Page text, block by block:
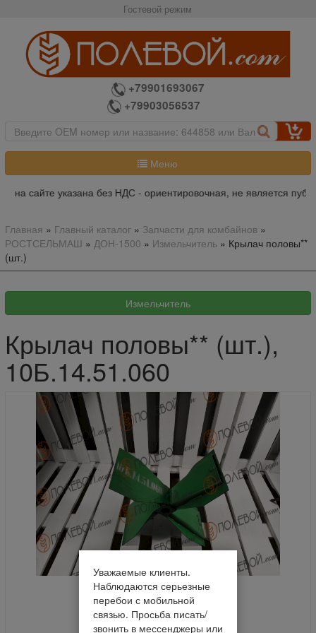
Гостевой режим
+79901693067
+79903056537
Меню
на сайте указана без НДС - ориентировочная, не является
Главная » Главный каталог» Запчасти для комбайнов»
РОСТСЕЛЬМАШ » ДОН-1500 » Измельчитель» Крылач половы**
(шт.)
Крылач половы** (шт.),
10Б.14.51.060
Уважаемые клиенты.
Наблюдаются серьезные
перебои с мобильной
связью. Просьба писать/
звонить в мессенджеры или